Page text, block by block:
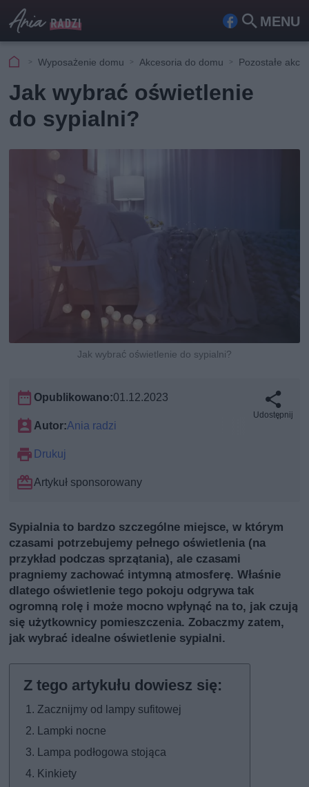
MENU
Fa
ook
Szu
kaj
Wyposażenie domu Akcesoria do domu Pozostałe
Jak wybrać oświetlenie
do sypialni?
Jak wybrać oświetlenie do sypialni?
Opublikowano:01.12.2023
Autor:Ania radzi
Drukuj
Artykuł sponsorowany
Udostępnij
Sypialnia to bardzo szczególne miejsce, w którym
czasami potrzebujemy pełnego oświetlenia (na
przykład podczas sprzątania), ale czasami
pragniemy zachować intymną atmosferę. Właśnie
dlatego oświetlenie tego pokoju odgrywa tak
ogromną rolę i może mocno wpłynąć na to, jak czują
się użytkownicy pomieszczenia. Zobaczmy zatem,
jak wybrać idealne oświetlenie sypialni.
Zacznijmy od lampy sufitowej
Lampki nocne
Lampa podłogowa stojąca
Kinkiety